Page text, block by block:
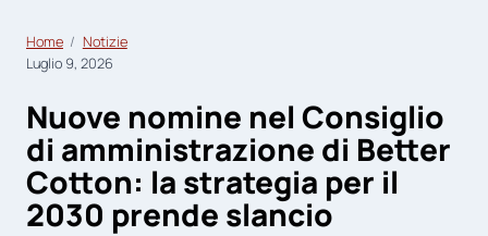
Home
Notizie
Luglio 9, 2026
Nuove nomine nel Consiglio
di amministrazione di Better
Cotton: la strategia per il
2030 prende slancio